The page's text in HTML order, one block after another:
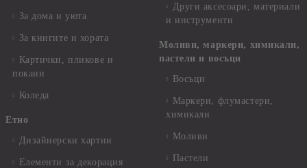
За дома и уюта
За книгите и хората
Картички, пликове и
покани
Коледа
Етно
Дизайнерски хартии
Елементи за декорация
Други аксесоари, материали
и инструменти
Моливи, маркери, химикали,
пастели и восъци
Восъци
Маркери, флумастери,
химикали
Моливи
Пастели